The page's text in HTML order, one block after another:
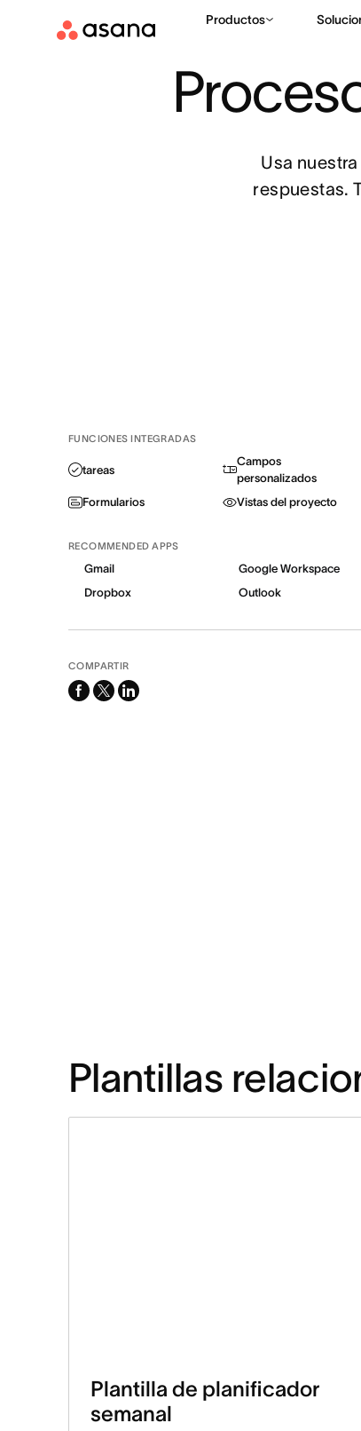
Productos
Usa
respuestas.
FUNCIONES INTEGRADAS
tareas
Campos
personalizados
Formularios
Vistas del proyecto
RECOMMENDED APPS
Gmail
Google Workspace
Dropbox
Outlook
COMPARTIR
facebook
x-
linkedin
Plantillas
Plantilla de planificador
semanal